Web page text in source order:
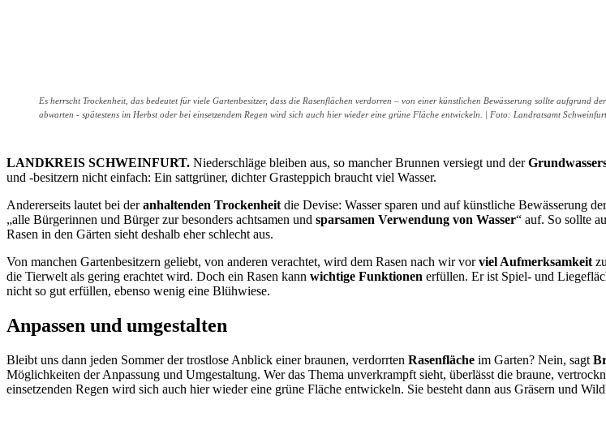
Es herrscht Trockenheit, das bedeutet für viele Gartenbesitzer, dass die Rasenflächen verdorren – von einer künstlichen Bewässerung sollte aufgrund
abwarten - spätestens im Herbst oder bei einsetzendem Regen wird sich auch hier wieder eine grüne Fläche entwickeln. | Foto: Landratsamt
LANDKREIS SCHWEINFURT. Niederschläge bleiben aus, so mancher Brunnen versiegt und der
und -besitzern nicht einfach: Ein sattgrüner, dichter Grasteppich braucht viel Wasser.
Andererseits lautet bei deranhaltenden Trockenheit die Devise: Wasser sparen und auf künstliche Bewässerung
„alle Bürgerinnen und Bürger zur besonders achtsamen und sparsamen Verwendung von Wasser“ auf. So sollte
Rasen in den Gärten sieht deshalb eher schlecht aus.
Von manchen Gartenbesitzern geliebt, von anderen verachtet, wird dem Rasen nach wir vorviel Aufmerksamkeit
die Tierwelt als gering erachtet wird. Doch ein Rasen kann wichtige Funktionen erfüllen. Er ist Spiel- und
nicht so gut erfüllen, ebenso wenig eine Blühwiese.
Anpassen und umgestalten
Bleibt uns dann jeden Sommer der trostlose Anblick einer braunen, verdorrten Rasenfläche im Garten? Nein, sagt
Möglichkeiten der Anpassung und Umgestaltung. Wer das Thema unverkrampft sieht, überlässt die braune,
einsetzenden Regen wird sich auch hier wieder eine grüne Fläche entwickeln. Sie besteht dann aus Gräsern und